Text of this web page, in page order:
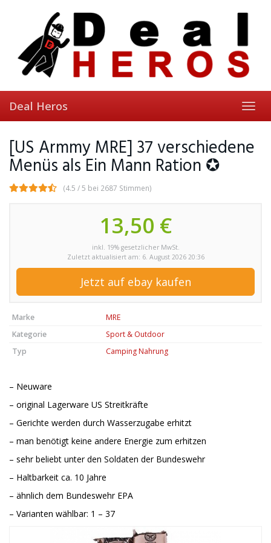
Deal Heros
[US Armmy MRE] 37 verschiedene
Menüs als Ein Mann Ration ✪
(4.5 / 5 bei 2687 Stimmen)
13,50 €
inkl. 19% gesetzlicher MwSt.
Zuletzt aktualisiert am: 6. August 2026 20:36
Jetzt auf ebay kaufen
Marke
MRE
Kategorie
Sport & Outdoor
Typ
Camping Nahrung
– Neuware
– original Lagerware US Streitkräfte
– Gerichte werden durch Wasserzugabe erhitzt
– man benötigt keine andere Energie zum erhitzen
– sehr beliebt unter den Soldaten der Bundeswehr
– Haltbarkeit ca. 10 Jahre
– ähnlich dem Bundeswehr EPA
– Varianten wählbar: 1 – 37